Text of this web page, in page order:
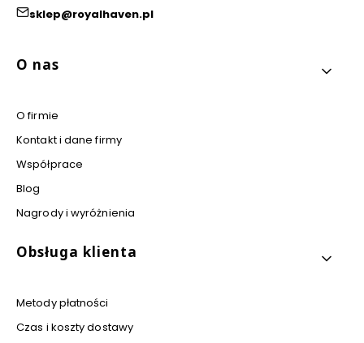
sklep@royalhaven.pl
Linki w stopce
O nas
O firmie
Kontakt i dane firmy
Współprace
Blog
Nagrody i wyróżnienia
Obsługa klienta
Metody płatności
Czas i koszty dostawy